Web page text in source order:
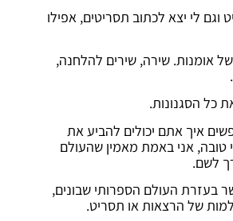
וגם לי יצא לכתוב תסריטים, אפילו
אומנות. שירה, שירים להלחנה,
כל הסגנונות.
איך אתם יכולים להביע את
טובה, אני באמת מאמין שהעולם
לשם.
בעזרת העולם הספרותי שבונים,
של הרצאות או תסריט.